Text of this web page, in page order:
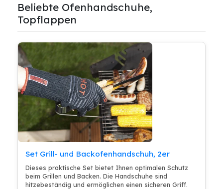
Beliebte Ofenhandschuhe,
Topflappen
Set Grill- und Backofenhandschuh, 2er
Dieses praktische Set bietet Ihnen optimalen Schutz
beim Grillen und Backen. Die Handschuhe sind
hitzebeständig und ermöglichen einen sicheren Griff.